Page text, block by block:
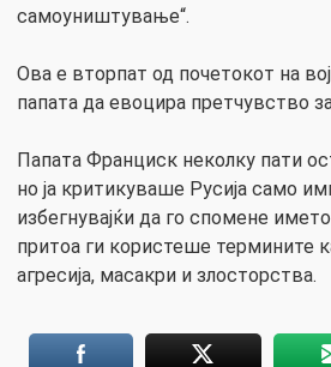
самоуништување“.
Ова е вторпат од почетокот на
папата да евоцира претчувство
Папата Франциск неколку пати
но ја критикуваше Русија само
избегнувајќи да го спомене името
притоа ги користеше термините
агресија, масакри и злосторства.